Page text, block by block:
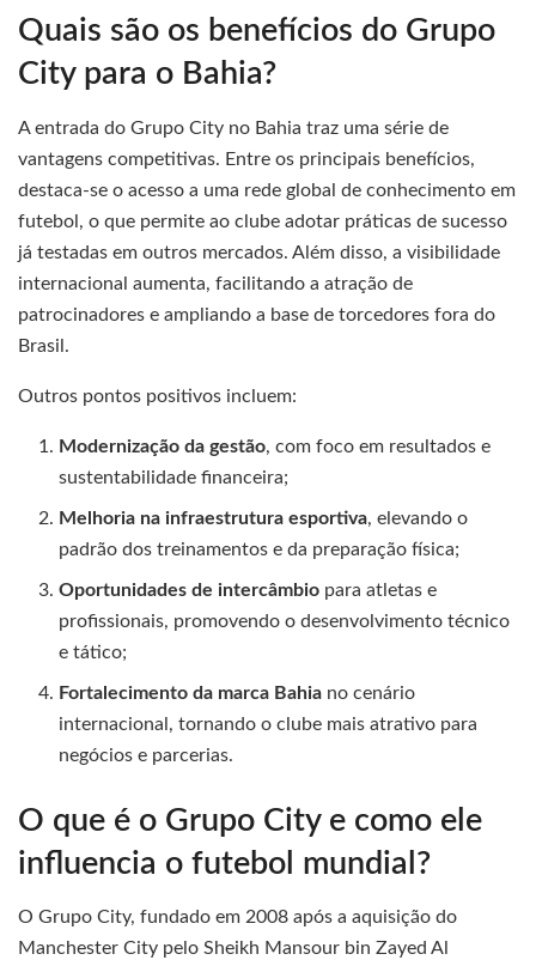
Quais são os benefícios do Grupo
City para o Bahia?
A entrada do Grupo City no Bahia traz uma série de
vantagens competitivas. Entre os principais benefícios,
destaca-se o acesso a uma rede global de conhecimento em
futebol, o que permite ao clube adotar práticas de sucesso
já testadas em outros mercados. Além disso, a visibilidade
internacional aumenta, facilitando a atração de
patrocinadores e ampliando a base de torcedores fora do
Brasil.
Outros pontos positivos incluem:
Modernização da gestão, com foco em resultados e
sustentabilidade financeira;
Melhoria na infraestrutura esportiva, elevando o
padrão dos treinamentos e da preparação física;
Oportunidades de intercâmbio para atletas e
profissionais, promovendo o desenvolvimento técnico
e tático;
Fortalecimento da marca Bahia no cenário
internacional, tornando o clube mais atrativo para
negócios e parcerias.
O que é o Grupo City e como ele
influencia o futebol mundial?
O Grupo City, fundado em 2008 após a aquisição do
Manchester City pelo Sheikh Mansour bin Zayed Al